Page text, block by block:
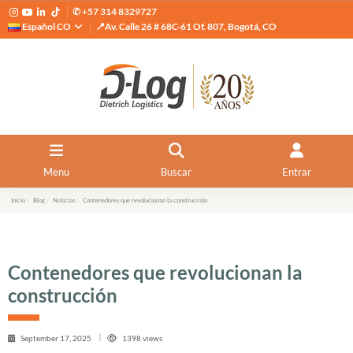
✆ +57 314 8329727
Español CO
📍Av. Calle 26 # 68C-61 Of. 807, Bogotá, CO
Menu Buscar Entrar
Inicio Blog Noticias Contenedores que revolucionan la construcción
Contenedores que revolucionan la
construcción
September 17, 2025 1398 views